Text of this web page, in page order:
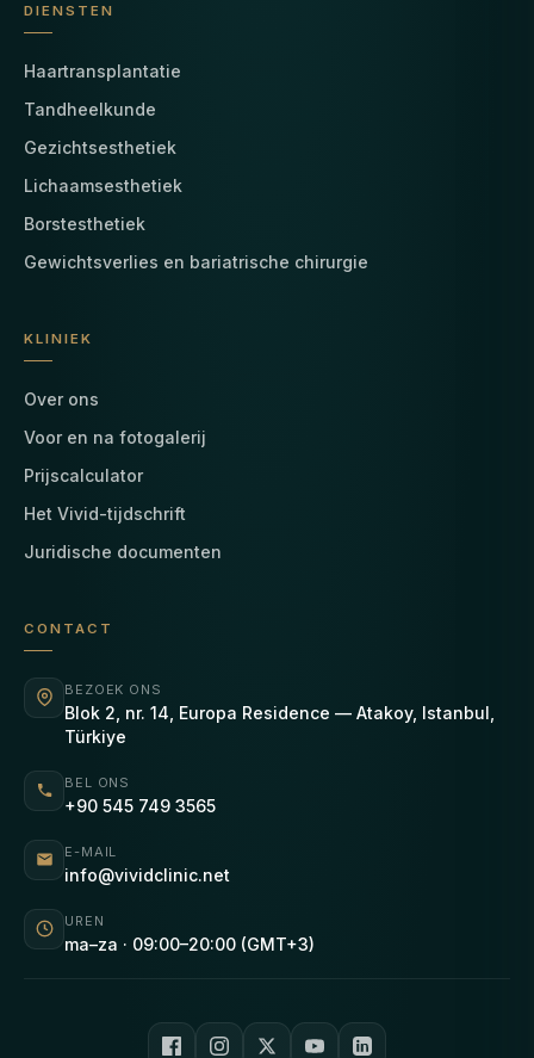
DIENSTEN
Haartransplantatie
Tandheelkunde
Gezichtsesthetiek
Lichaamsesthetiek
Borstesthetiek
Gewichtsverlies en bariatrische chirurgie
KLINIEK
Over ons
Voor en na fotogalerij
Prijscalculator
Het Vivid-tijdschrift
Juridische documenten
CONTACT
BEZOEK ONS
Blok 2, nr. 14, Europa Residence — Atakoy, Istanbul,
Türkiye
BEL ONS
+90 545 749 3565
E-MAIL
info@vividclinic.net
UREN
ma–za · 09:00–20:00 (GMT+3)